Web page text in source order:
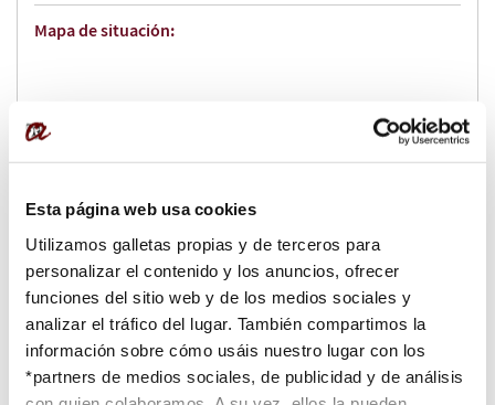
Esta página web usa cookies
Utilizamos galletas propias y de terceros para
personalizar el contenido y los anuncios, ofrecer
funciones del sitio web y de los medios sociales y
analizar el tráfico del lugar. También compartimos la
información sobre cómo usáis nuestro lugar con los
*partners de medios sociales, de publicidad y de análisis
Mapa de situación: